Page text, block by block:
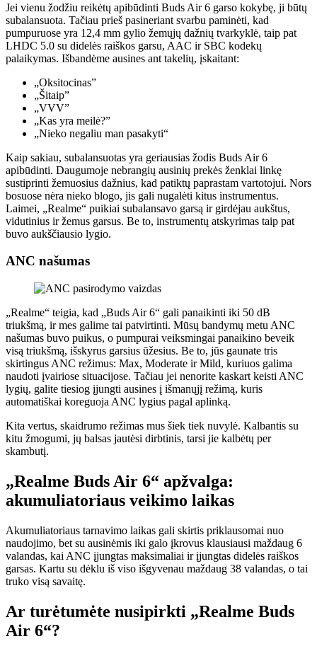
Jei vienu žodžiu reikėtų apibūdinti Buds Air 6 garso kokybę, ji būtų
subalansuota. Tačiau prieš pasineriant svarbu paminėti, kad
pumpuruose yra 12,4 mm gylio žemųjų dažnių tvarkyklė, taip pat
LHDC 5.0 su didelės raiškos garsu, AAC ir SBC kodekų
palaikymas. Išbandėme ausines ant takelių, įskaitant:
„Oksitocinas”
„Šitaip”
„VVV”
„Kas yra meilė?”
„Nieko negaliu man pasakyti“
Kaip sakiau, subalansuotas yra geriausias žodis Buds Air 6
apibūdinti. Daugumoje nebrangių ausinių prekės ženklai linkę
sustiprinti žemuosius dažnius, kad patiktų paprastam vartotojui. Nors
bosuose nėra nieko blogo, jis gali nugalėti kitus instrumentus.
Laimei, „Realme“ puikiai subalansavo garsą ir girdėjau aukštus,
vidutinius ir žemus garsus. Be to, instrumentų atskyrimas taip pat
buvo aukščiausio lygio.
ANC našumas
„Realme“ teigia, kad „Buds Air 6“ gali panaikinti iki 50 dB
triukšmą, ir mes galime tai patvirtinti. Mūsų bandymų metu ANC
našumas buvo puikus, o pumpurai veiksmingai panaikino beveik
visą triukšmą, išskyrus garsius ūžesius. Be to, jūs gaunate tris
skirtingus ANC režimus: Max, Moderate ir Mild, kuriuos galima
naudoti įvairiose situacijose. Tačiau jei nenorite kaskart keisti ANC
lygių, galite tiesiog įjungti ausines į išmanųjį režimą, kuris
automatiškai koreguoja ANC lygius pagal aplinką.
Kita vertus, skaidrumo režimas mus šiek tiek nuvylė. Kalbantis su
kitu žmogumi, jų balsas jautėsi dirbtinis, tarsi jie kalbėtų per
skambutį.
„Realme Buds Air 6“ apžvalga:
akumuliatoriaus veikimo laikas
Akumuliatoriaus tarnavimo laikas gali skirtis priklausomai nuo
naudojimo, bet su ausinėmis iki galo įkrovus klausiausi maždaug 6
valandas, kai ANC įjungtas maksimaliai ir įjungtas didelės raiškos
garsas. Kartu su dėklu iš viso išgyvenau maždaug 38 valandas, o tai
truko visą savaitę.
Ar turėtumėte nusipirkti „Realme Buds
Air 6“?